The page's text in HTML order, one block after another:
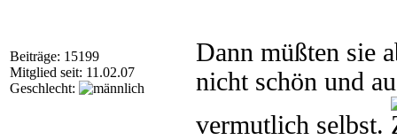
Beiträge: 15199
Mitglied seit: 11.02.07
Geschlecht:
Dann müßten sie
nicht schön und
vermutlich selbst.